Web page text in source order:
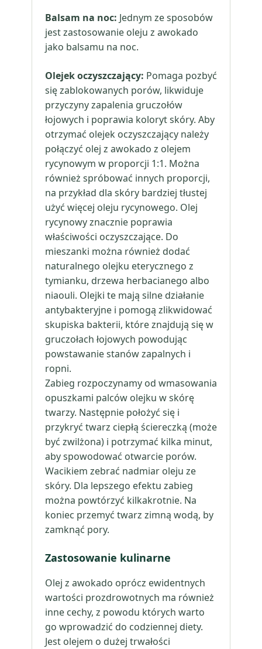
Balsam na noc: Jednym ze sposobów
jest zastosowanie oleju z awokado
jako balsamu na noc.
Olejek oczyszczający: Pomaga pozbyć
się zablokowanych porów, likwiduje
przyczyny zapalenia gruczołów
łojowych i poprawia koloryt skóry. Aby
otrzymać olejek oczyszczający należy
połączyć olej z awokado z olejem
rycynowym w proporcji 1:1. Można
również spróbować innych proporcji,
na przykład dla skóry bardziej tłustej
użyć więcej oleju rycynowego. Olej
rycynowy znacznie poprawia
właściwości oczyszczające. Do
mieszanki można również dodać
naturalnego olejku eterycznego z
tymianku, drzewa herbacianego albo
niaouli. Olejki te mają silne działanie
antybakteryjne i pomogą zlikwidować
skupiska bakterii, które znajdują się w
gruczołach łojowych powodując
powstawanie stanów zapalnych i
ropni.
Zabieg rozpoczynamy od wmasowania
opuszkami palców olejku w skórę
twarzy. Następnie położyć się i
przykryć twarz ciepłą ściereczką (może
być zwilżona) i potrzymać kilka minut,
aby spowodować otwarcie porów.
Wacikiem zebrać nadmiar oleju ze
skóry. Dla lepszego efektu zabieg
można powtórzyć kilkakrotnie. Na
koniec przemyć twarz zimną wodą, by
zamknąć pory.
Zastosowanie kulinarne
Olej z awokado oprócz ewidentnych
wartości prozdrowotnych ma również
inne cechy, z powodu których warto
go wprowadzić do codziennej diety.
Jest olejem o dużej trwałości